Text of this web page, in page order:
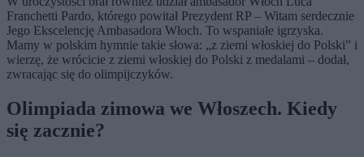
Franchetti Pardo, którego powitał Prezydent RP – Witam serdecznie
Jego Ekscelencję Ambasadora Włoch. To wspaniałe igrzyska.
Mamy w polskim hymnie takie słowa: „z ziemi włoskiej do Polski” i
wierzę, że wrócicie z ziemi włoskiej do Polski z medalami – dodał,
zwracając się do olimpijczyków.
Olimpiada zimowa we Włoszech. Kiedy
się zacznie?